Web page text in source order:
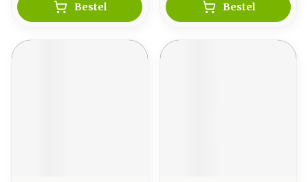
Bestel Bestel